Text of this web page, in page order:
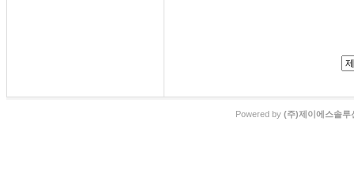
Powered by (주)제이에스솔루